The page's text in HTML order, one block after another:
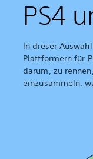
PS4
In dieser
Plattformern für
darum, zu
einzusammeln,